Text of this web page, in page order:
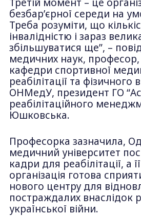
Третій момент – це
безбар’єрної середи на
Треба розуміти, що
інвалідністю і зараз
збільшуватися ще”, –
медичних наук, професор,
кафедри спортивної
реабілітації та фізичного
ОНМедУ, президент ГО
реабілітаційного
Юшковська.
Професорка зазначила,
медичний університет
кадри для реабілітації, а
організація готова
нового центру для
постраждалих внаслідок
української війни.